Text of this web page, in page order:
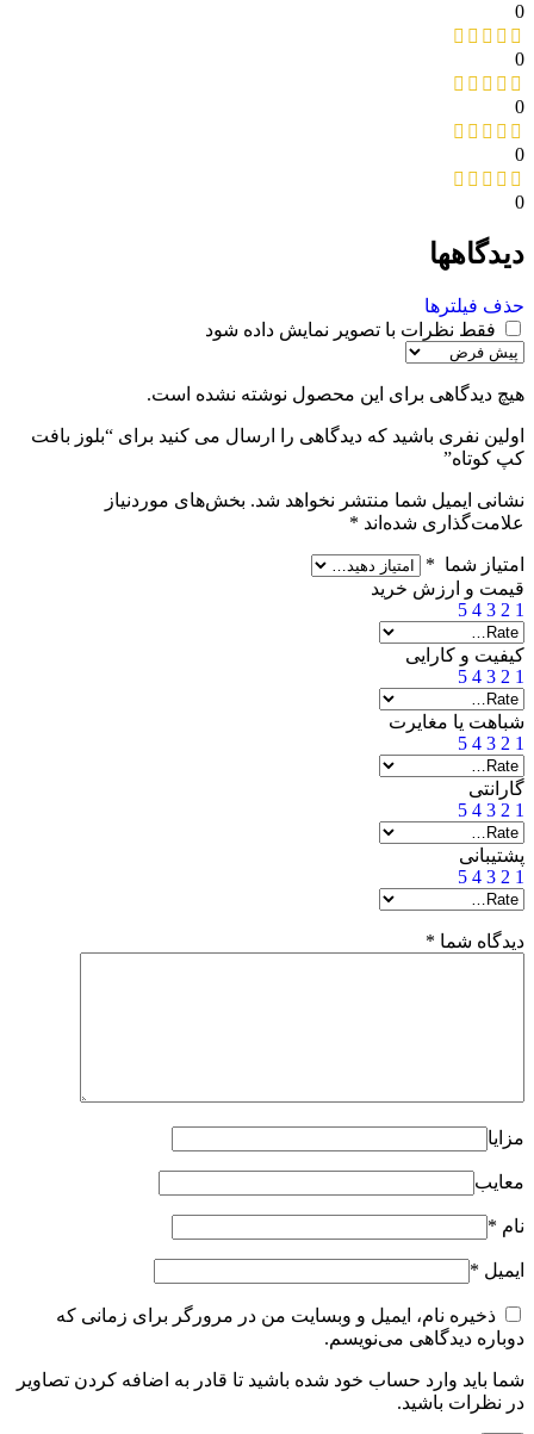
0
0
0
0
0
دیدگاهها
حذف فیلترها
فقط نظرات با تصویر نمایش داده شود
هیچ دیدگاهی برای این محصول نوشته نشده است.
اولین نفری باشید که دیدگاهی را ارسال می کنید برای “بلوز بافت
کپ کوتاه”
نشانی ایمیل شما منتشر نخواهد شد. بخش‌های موردنیاز
علامت‌گذاری شده‌اند *
امتیاز شما *
قیمت و ارزش خرید
1
2
3
4
5
کیفیت و کارایی
1
2
3
4
5
شباهت یا مغایرت
1
2
3
4
5
گارانتی
1
2
3
4
5
پشتیبانی
1
2
3
4
5
دیدگاه شما *
مزایا
معایب
نام *
ایمیل *
ذخیره نام، ایمیل و وبسایت من در مرورگر برای زمانی که
دوباره دیدگاهی می‌نویسم.
شما باید وارد حساب خود شده باشید تا قادر به اضافه کردن تصاویر
در نظرات باشید.